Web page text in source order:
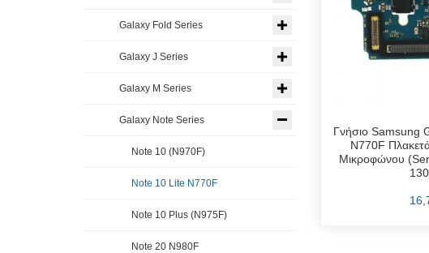
Γνήσιο Samsung
N770F
Μικροφώνου
Galaxy Fold Series
Galaxy J Series
Galaxy M Series
Galaxy Note Series
Note 10 (N970F)
Note 10 Lite N770F
Note 10 Plus (N975F)
Note 20 N980F